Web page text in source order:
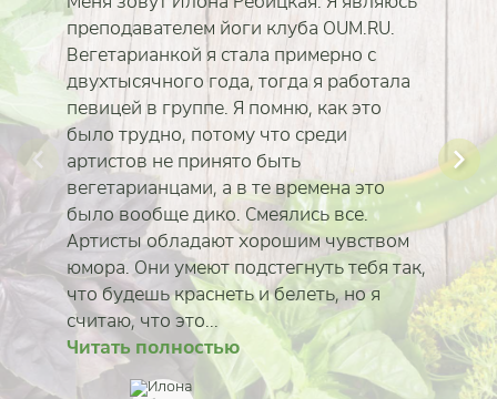
преподавателем йоги клуба OUM.RU.
Вегетарианкой я стала примерно с
двухтысячного года, тогда я работала
певицей в группе. Я помню, как это
было трудно, потому что среди
артистов не принято быть
вегетарианцами, а в те времена это
было вообще дико. Смеялись все.
Артисты обладают хорошим чувством
юмора. Они умеют подстегнуть тебя так,
что будешь краснеть и белеть, но я
считаю, что это...
Читать полностьюЧитать полностью
Читать полностью
Читать полностью
Анастасия
Читать полностью
Читать полностью
Читать полностью
Читать полностью
Антон Букрин